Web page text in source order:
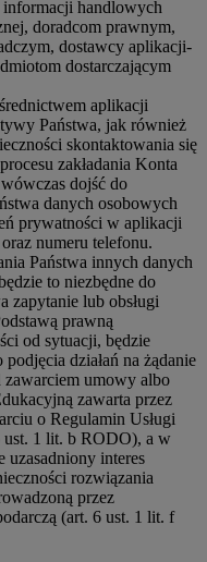
informacji handlowych
doradcom prawnym,
dostawcy aplikacji-
dostarczającym
aplikacji
Państwa, jak również
skontaktowania się
zakładania Konta
dojść do
danych osobowych
prywatności w aplikacji
numeru telefonu.
Państwa innych danych
to niezbędne do
zapytanie lub obsługi
prawną
od sytuacji, będzie
działań na żądanie
zawarciem umowy albo
zawarta przez
o Regulamin Usługi
1 lit. b RODO), a w
uzasadniony interes
rozwiązania
przez
(art. 6 ust. 1 lit. f